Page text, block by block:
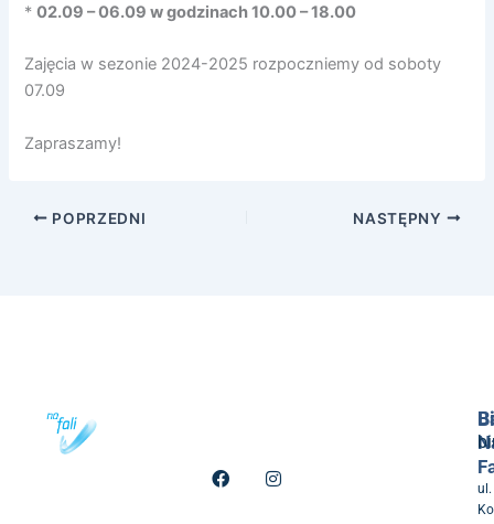
*02.09 – 06.09 w godzinach 10.00 – 18.00
Zajęcia w sezonie 2024-2025 rozpoczniemy od soboty
07.09
Zapraszamy!
POPRZEDNI NASTĘPNY
F
a
I
n
ul.